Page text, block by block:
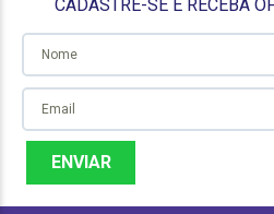
CADASTRE-SE E RECEBA
ENVIAR